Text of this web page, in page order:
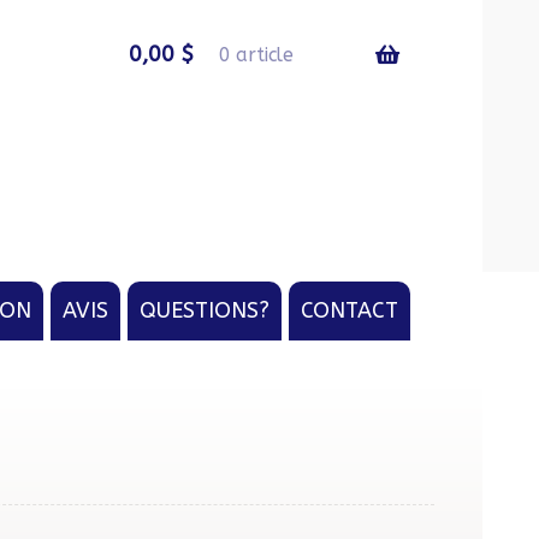
0,00 $ 0 article
AVIS QUESTIONS? CONTACT